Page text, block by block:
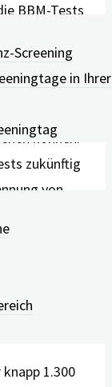
Screening
in Ihrer
BBM-Tests
In den USA
genutzt,um
zu
können.
zukünftig
von
älteren
des
würden
1.300